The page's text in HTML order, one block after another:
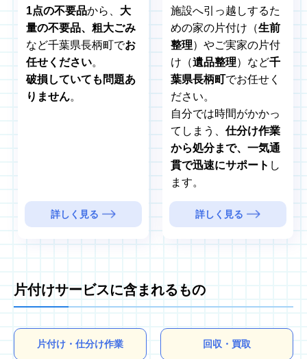
1点の不要品から、 大
量の不要品、粗大ごみ
など千葉県長柄町でお
任せください。
破損していても問題あ
りません。
詳しく見る
施設へ引っ越しするた
めの家の片付け（生前
整理）やご実家の片付
け（遺品整理）など千
葉県長柄町でお任せく
ださい。
自分では時間がかかっ
てしまう、 仕分け作業
から処分まで、一気通
貫で迅速にサポート し
ます。
詳しく見る
片付けサービスに含まれるもの
片付け・仕分け作業 回収・買取